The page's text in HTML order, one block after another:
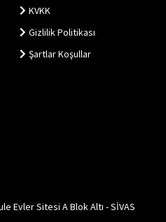
KVKK
Gizlilik Politikası
Şartlar Koşullar
Evler Sitesi A Blok Altı - SİVAS